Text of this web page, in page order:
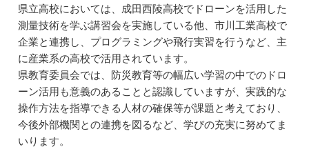
県立高校においては、成田西陵高校でドローンを活用した
測量技術を学ぶ講習会を実施している他、市川工業高校で
企業と連携し、プログラミングや飛行実習を行うなど、主
に産業系の高校で活用されています。
県教育委員会では、防災教育等の幅広い学習の中でのドロ
ーン活用も意義のあることと認識していますが、実践的な
操作方法を指導できる人材の確保等が課題と考えており、
今後外部機関との連携を図るなど、学びの充実に努めてま
いります。